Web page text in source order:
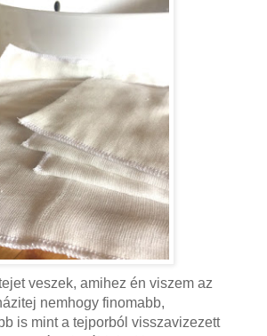
veszek, amihez én viszem az
nemhogy finomabb,
is mint a tejporból visszavizezett